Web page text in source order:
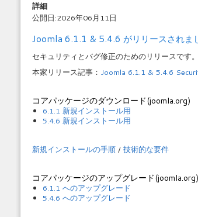
詳細
公開日:2026年06月11日
Joomla 6.1.1 & 5.4.6 がリリースされま
セキュリティとバグ修正のためのリリースです。
本家リリース記事： Joomla 6.1.1 & 5.4.6
コアパッケージのダウンロード(joomla.org)
6.1.1 新規インストール用
5.4.6 新規インストール用
新規インストールの手順/ 技術的な要件
コアパッケージのアップグレード(joomla.org)
6.1.1 へのアップグレード
5.4.6 へのアップグレード